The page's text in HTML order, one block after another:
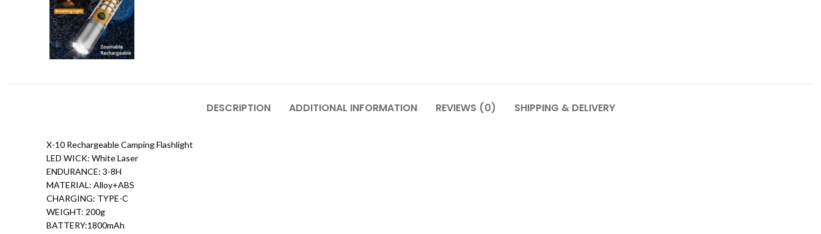
DESCRIPTION ADDITIONAL INFORMATION REVIEWS (0) SHIPPING & DELIVERY
X-10 Rechargeable Camping Flashlight
LED WICK: White Laser
ENDURANCE: 3-8H
MATERIAL: Alloy+ABS
CHARGING: TYPE-C
WEIGHT: 200g
BATTERY:1800mAh